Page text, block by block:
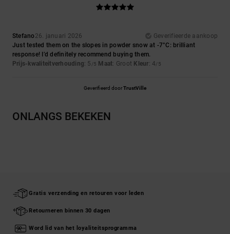
Stefano26. januari 2026
Geverifieerde aankoop
Just tested them on the slopes in powder snow at -7°C: brilliant
response! I’d definitely recommend buying them.
Prijs-kwaliteitverhouding: 5 /5 Maat: Groot Kleur: 4/5
Geverifieerd doorTrustVille
ONLANGS BEKEKEN
Gratis verzending en retouren voor leden
Retourneren binnen 30 dagen
Word lid van het loyaliteitsprogramma